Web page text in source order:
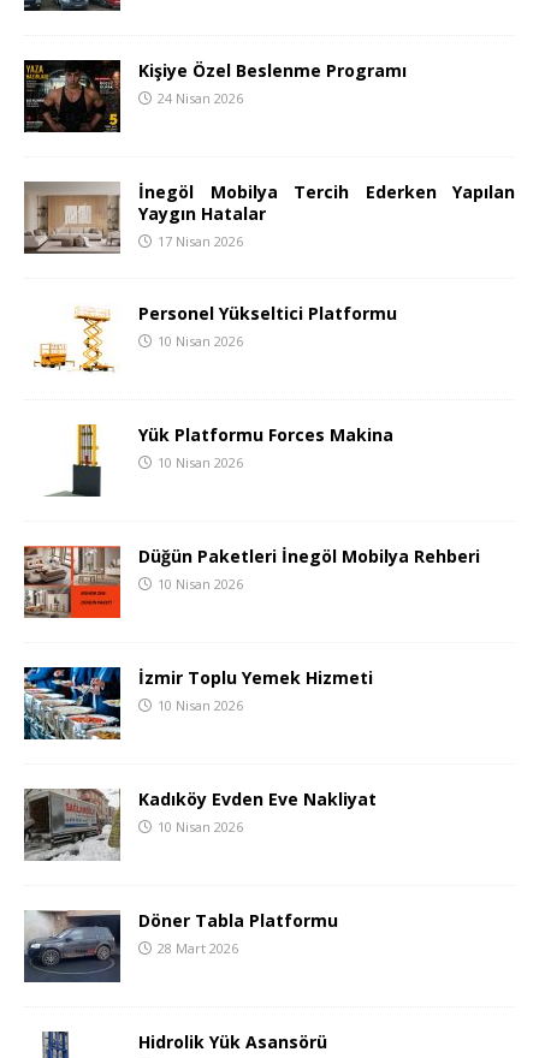
Kişiye Özel Beslenme Programı
24 Nisan 2026
İnegöl Mobilya Tercih Ederken Yapılan
Yaygın Hatalar
17 Nisan 2026
Personel Yükseltici Platformu
10 Nisan 2026
Yük Platformu Forces Makina
10 Nisan 2026
Düğün Paketleri İnegöl Mobilya Rehberi
10 Nisan 2026
İzmir Toplu Yemek Hizmeti
10 Nisan 2026
Kadıköy Evden Eve Nakliyat
10 Nisan 2026
Döner Tabla Platformu
28 Mart 2026
Hidrolik Yük Asansörü